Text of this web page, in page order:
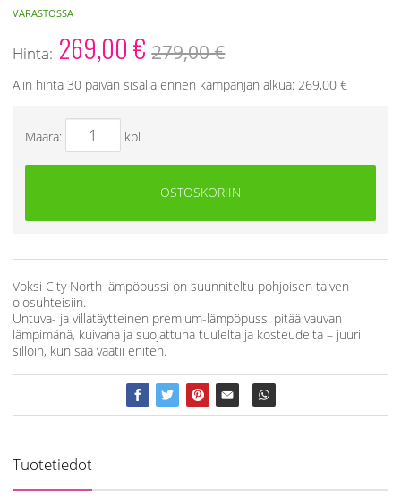
VARASTOSSA
Hinta: 269,00€ 279,00 €
Alin hinta 30 päivän sisällä ennen kampanjan alkua: 269,00 €
Määrä: kpl
OSTOSKORIIN
Voksi City North lämpöpussi on suunniteltu pohjoisen talven
olosuhteisiin.
Untuva- ja villatäytteinen premium-lämpöpussi pitää vauvan
lämpimänä, kuivana ja suojattuna tuulelta ja kosteudelta – juuri
silloin, kun sää vaatii eniten.
Tuotetiedot